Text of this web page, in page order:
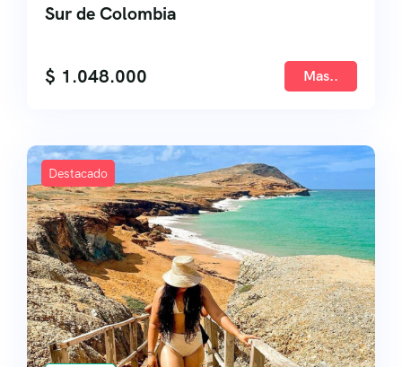
Sur de Colombia
$ 1.048.000 Mas..
Destacado